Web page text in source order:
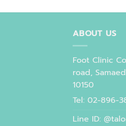
ABOUT US
Foot Clinic
road,
10150
Tel: 02-896-
Line ID: